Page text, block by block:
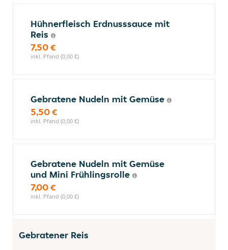
Hühnerfleisch Erdnusssauce mit
Reis
7,50 €
inkl. Pfand (0,00 €)
Gebratene Nudeln mit Gemüse
5,50 €
inkl. Pfand (0,00 €)
Gebratene Nudeln mit Gemüse
und Mini Frühlingsrolle
7,00 €
inkl. Pfand (0,00 €)
Gebratener Reis